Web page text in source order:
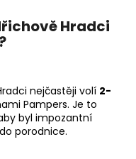
Hradci
nejčastěji volí 2-
Pampers. Je to
byl impozantní
porodnice.